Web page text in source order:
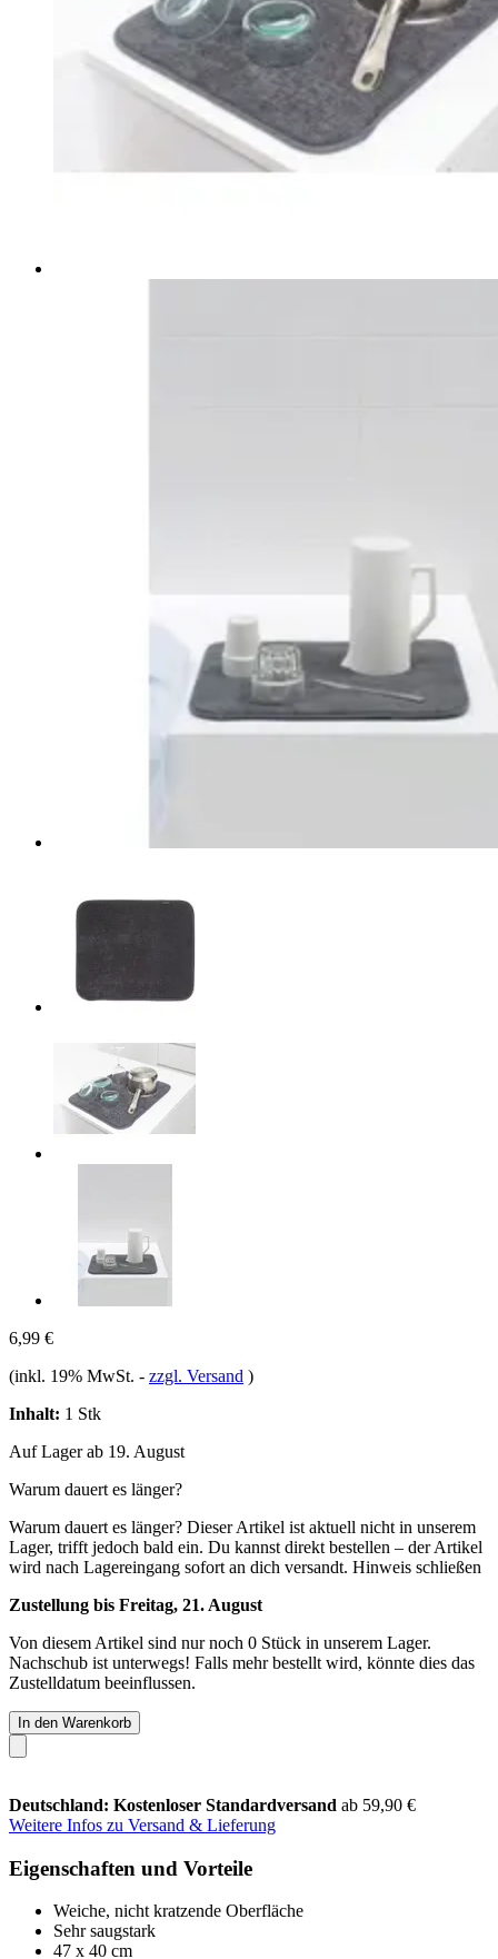
6,99 €
(inkl. 19% MwSt. - zzgl. Versand )
Inhalt: 1 Stk
Auf Lager ab 19. August
Warum dauert es länger?
Warum dauert es länger? Dieser Artikel ist aktuell nicht in unserem
Lager, trifft jedoch bald ein. Du kannst direkt bestellen – der Artikel
wird nach Lagereingang sofort an dich versandt. Hinweis schließen
Zustellung bis Freitag, 21. August
Von diesem Artikel sind nur noch 0 Stück in unserem Lager.
Nachschub ist unterwegs! Falls mehr bestellt wird, könnte dies das
Zustelldatum beeinflussen.
In den Warenkorb
Deutschland: Kostenloser Standardversand ab 59,90 €
Weitere Infos zu Versand & Lieferung
Eigenschaften und Vorteile
Weiche, nicht kratzende Oberfläche
Sehr saugstark
47 x 40 cm